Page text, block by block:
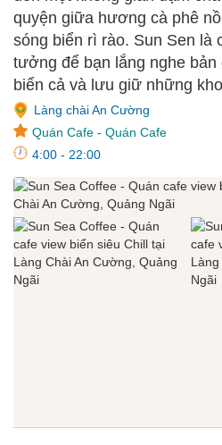
quyện giữa hương cà phê
sóng biển rì rào. Sun Sen là
tưởng để bạn lắng nghe
biển cả và lưu giữ những
bạn bè.
Làng chài An Cường
Quán Cafe - Quán Cafe
4:00 - 22:00